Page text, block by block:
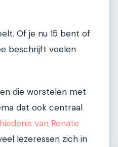
Of je nu 15 bent of
beschrijft voelen
die worstelen met
dat ook centraal
van Renate
lezeressen zich in